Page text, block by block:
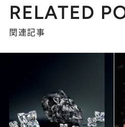
RELATED
関連記事